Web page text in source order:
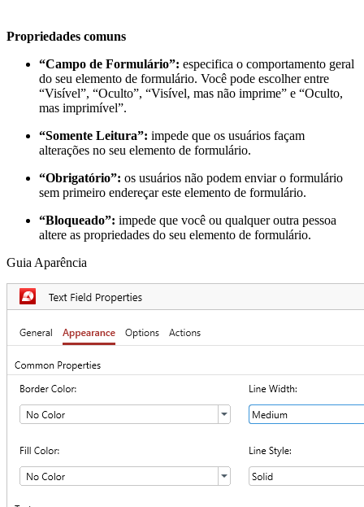
Propriedades comuns
“Campo de Formulário”: especifica o comportamento geral
do seu elemento de formulário. Você pode escolher entre
“Visível”, “Oculto”, “Visível, mas não imprime” e “Oculto,
mas imprimível”.
“Somente Leitura”: impede que os usuários façam
alterações no seu elemento de formulário.
“Obrigatório”: os usuários não podem enviar o formulário
sem primeiro endereçar este elemento de formulário.
“Bloqueado”: impede que você ou qualquer outra pessoa
altere as propriedades do seu elemento de formulário.
Guia Aparência